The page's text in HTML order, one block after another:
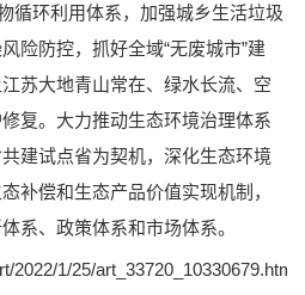
循环利用体系，加强城乡生活垃圾
险防控，抓好全域“无废城市”建
苏大地青山常在、绿水长流、空
复。大力推动生态环境治理体系
建试点省为契机，深化生态环境
补偿和生态产品价值实现机制，
系、政策体系和市场体系。
2022/1/25/art_33720_10330679.html